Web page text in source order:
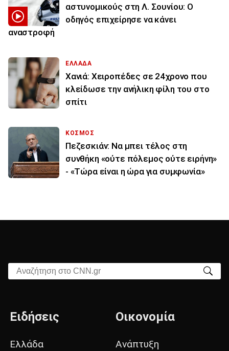
αστυνομικούς στη Λ. Σουνίου: Ο
οδηγός επιχείρησε να κάνει
αναστροφή
ΕΛΛΑΔΑ
Χανιά: Χειροπέδες σε 24χρονο που
κλείδωσε την ανήλικη φίλη του στο
σπίτι
ΚΟΣΜΟΣ
Πεζεσκιάν: Να μπει τέλος στη
συνθήκη «ούτε πόλεμος ούτε ειρήνη»
- «Τώρα είναι η ώρα για συμφωνία»
Αναζήτηση στο CNN.gr
Ειδήσεις
Ελλάδα
Οικονομία
Ανάπτυξη